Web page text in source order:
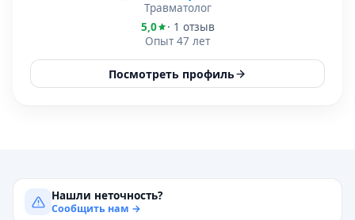
Травматолог
5,0
· 1 отзыв
Опыт 47 лет
Посмотреть профиль
Нашли неточность?
Сообщить нам →